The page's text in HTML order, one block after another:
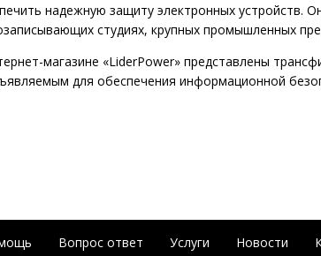
надежную защиту электронных устройств.
студиях, крупных промышленных
магазине «LiderPower» представлены
для обеспечения информационной
Вопрос ответ Услуги Новости